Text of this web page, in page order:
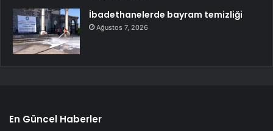
İbadethanelerde bayram temizliği
Ağustos 7, 2026
En Güncel Haberler